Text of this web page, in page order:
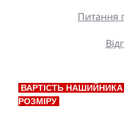
Питання
ВАРТІСТЬ
РОЗМІРУ